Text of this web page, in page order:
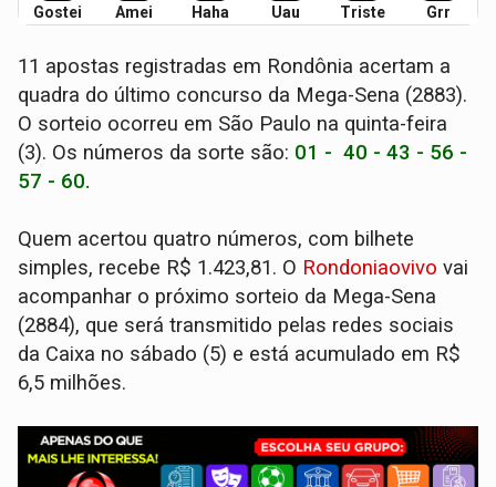
Gostei Amei Haha Uau Triste Grr
11 apostas registradas em Rondônia acertam a
quadra do último concurso da Mega-Sena (2883).
O sorteio ocorreu em São Paulo na quinta-feira
(3). Os números da sorte são: 01 - 40 - 43 - 56 -
57 - 60.
Quem acertou quatro números, com bilhete
simples, recebe R$ 1.423,81. O Rondoniaovivo vai
acompanhar o próximo sorteio da Mega-Sena
(2884), que será transmitido pelas redes sociais
da Caixa no sábado (5) e está acumulado em R$
6,5 milhões.